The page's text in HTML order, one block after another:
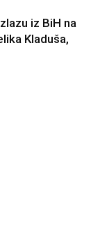
iz BiH na
Kladuša,